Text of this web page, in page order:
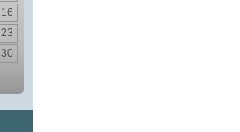
16
23
30